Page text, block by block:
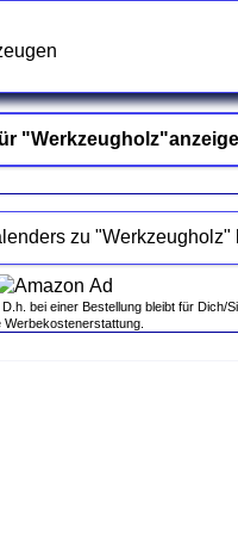
bei einer Bestellung bleibt für Dich/
Werbekostenerstattung.